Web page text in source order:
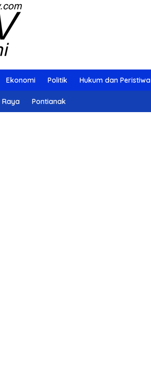
Ekonomi Politik Hukum dan Peristiwa
Raya Pontianak